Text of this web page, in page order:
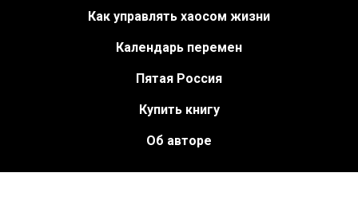
Как управлять хаосом жизни
Календарь перемен
Пятая Россия
Купить книгу
Об авторе